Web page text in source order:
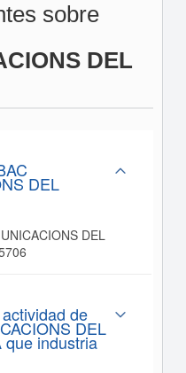
sobre
DEL
DEL
DEL
de
DEL
que industria